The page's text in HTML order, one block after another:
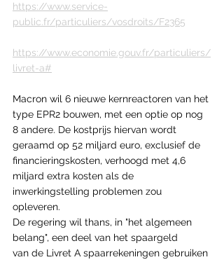
https://www.service-
public.fr/particuliers/vosdroits/F2365
https://www.economie.gouv.fr/particuliers/
livret-a#
Macron wil 6 nieuwe kernreactoren van het
type EPR2 bouwen, met een optie op nog
8 andere. De kostprijs hiervan wordt
geraamd op 52 miljard euro, exclusief de
financieringskosten, verhoogd met 4,6
miljard extra kosten als de
inwerkingstelling problemen zou
opleveren.
De regering wil thans, in "het algemeen
belang", een deel van het spaargeld
van de Livret A spaarrekeningen gebruiken